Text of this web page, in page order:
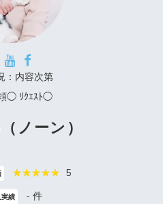
：内容次第
◯ ﾘｸｴｽﾄ◯
ノーン）
5
績 - 件